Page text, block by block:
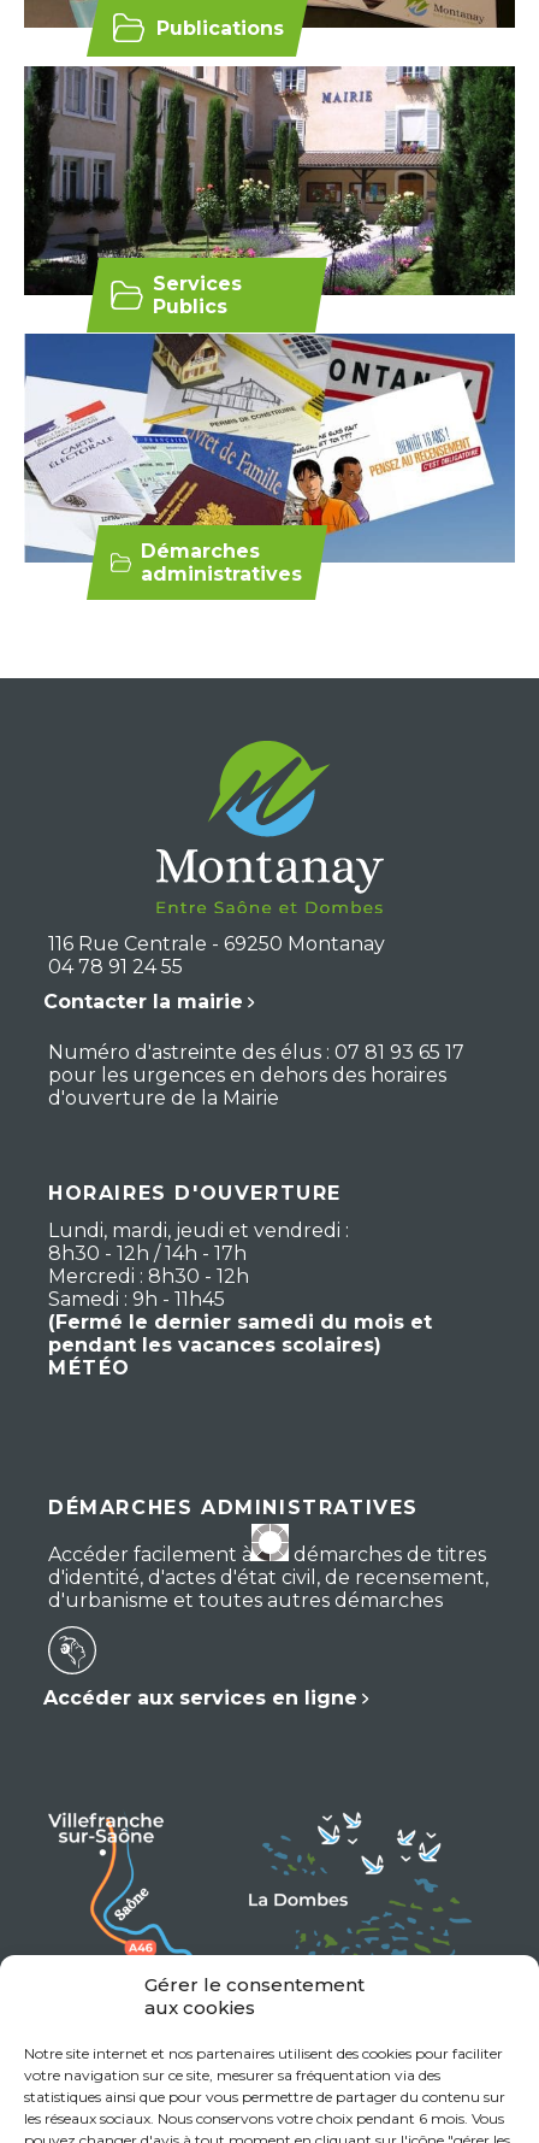
Gérer le consentement
aux cookies
Notre site internet et nos partenaires utilisent des cookies pour faciliter
votre navigation sur ce site, mesurer sa fréquentation via des
statistiques ainsi que pour vous permettre de partager du contenu sur
les réseaux sociaux. Nous conservons votre choix pendant 6 mois. Vous
Publications
Services
Publics
Démarches
administratives
116 Rue Centrale - 69250 Montanay
04 78 91 24 55
Contacter la mairie
Numéro d'astreinte des élus : 07 81 93 65 17
pour les urgences en dehors des horaires
d'ouverture de la Mairie
HORAIRES D'OUVERTURE
Lundi, mardi, jeudi et vendredi :
8h30 - 12h / 14h - 17h
Mercredi : 8h30 - 12h
Samedi : 9h - 11h45
(Fermé le dernier samedi du mois et
pendant les vacances scolaires)
MÉTÉO
DÉMARCHES ADMINISTRATIVES
Accéder facilement à vos démarches de titres
d'identité, d'actes d'état civil, de recensement,
d'urbanisme et toutes autres démarches
Accéder aux services en ligne